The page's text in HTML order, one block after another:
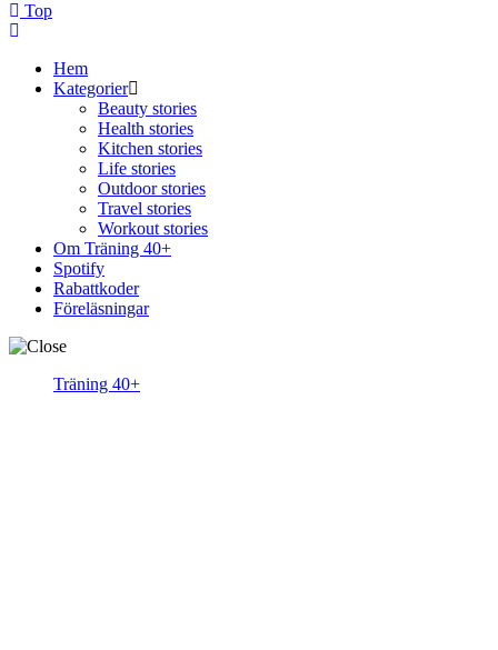
Top
Hem
Kategorier
Beauty stories
Health stories
Kitchen stories
Life stories
Outdoor stories
Travel stories
Workout stories
Om Träning 40+
Spotify
Rabattkoder
Föreläsningar
Träning 40+